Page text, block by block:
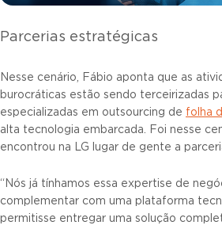
Parcerias estratégicas
Nesse cenário, Fábio aponta que as
burocráticas estão sendo terceirizadas
especializadas em outsourcing de folha
alta tecnologia embarcada. Foi nesse
encontrou na LG lugar de gente a
“Nós já tínhamos essa expertise de
complementar com uma plataforma
permitisse entregar uma solução